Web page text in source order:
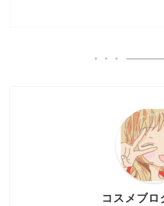
コスメブロ